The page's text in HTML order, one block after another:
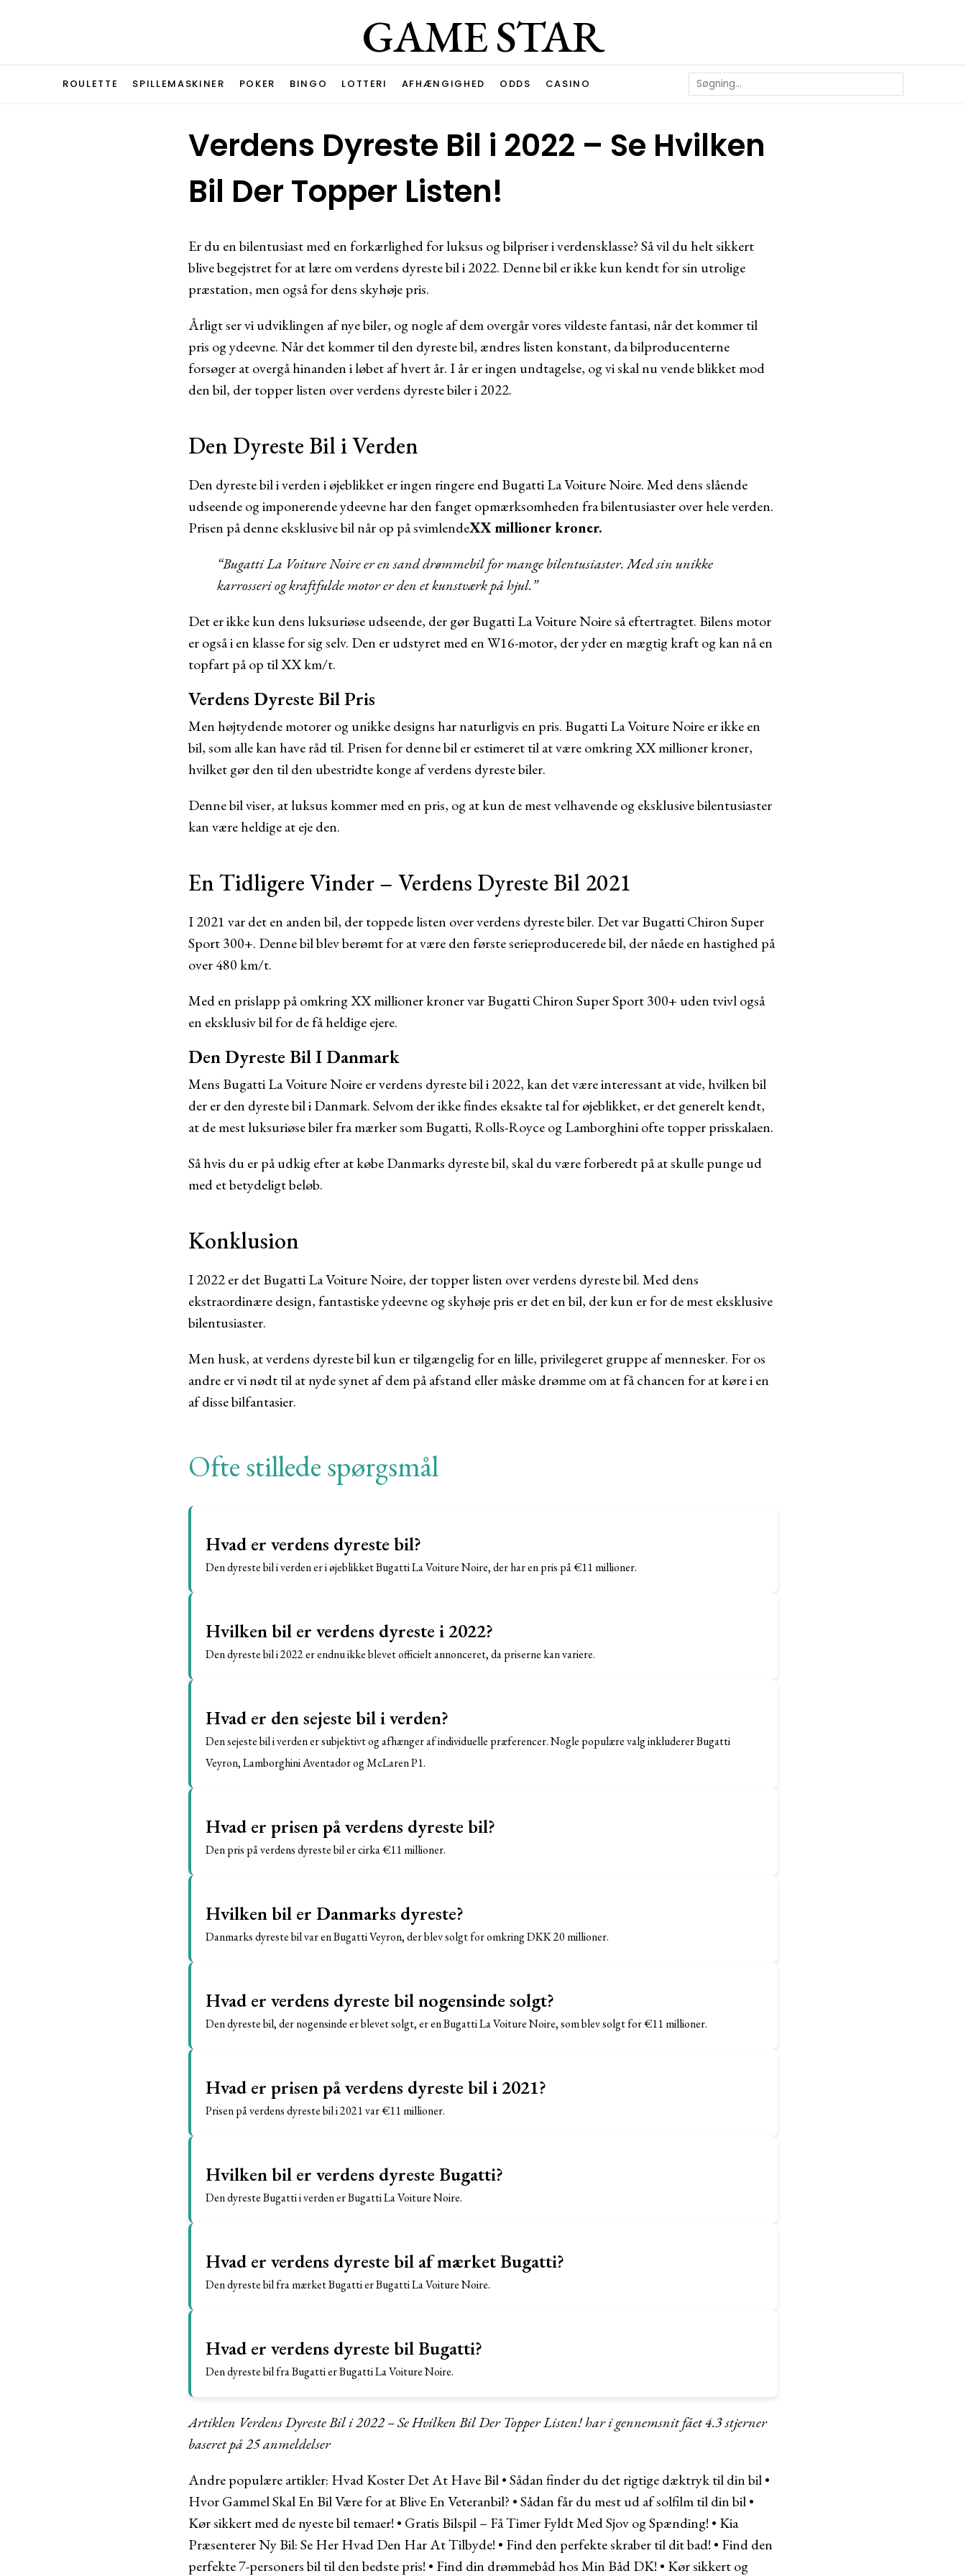
GAME STAR
ROULETTE SPILLEMASKINER POKER BINGO LOTTERI AFHÆNGIGHED ODDS CASINO
Verdens Dyreste Bil i 2022 – Se Hvilken
Bil Der Topper Listen!
Er du en bilentusiast med en forkærlighed for luksus og bilpriser i verdensklasse? Så vil du helt sikkert
blive begejstret for at lære om verdens dyreste bil i 2022. Denne bil er ikke kun kendt for sin utrolige
præstation, men også for dens skyhøje pris.
Årligt ser vi udviklingen af ​​nye biler, og nogle af dem overgår vores vildeste fantasi, når det kommer til
pris og ydeevne. Når det kommer til den dyreste bil, ændres listen konstant, da bilproducenterne
forsøger at overgå hinanden i løbet af hvert år. I år er ingen undtagelse, og vi skal nu vende blikket mod
den bil, der topper listen over verdens dyreste biler i 2022.
Den Dyreste Bil i Verden
Den dyreste bil i verden i øjeblikket er ingen ringere end Bugatti La Voiture Noire. Med dens slående
udseende og imponerende ydeevne har den fanget opmærksomheden fra bilentusiaster over hele verden.
Prisen på denne eksklusive bil når op på svimlendeXX millioner kroner.
“Bugatti La Voiture Noire er en sand drømmebil for mange bilentusiaster. Med sin unikke
karrosseri og kraftfulde motor er den et kunstværk på hjul.”
Det er ikke kun dens luksuriøse udseende, der gør Bugatti La Voiture Noire så eftertragtet. Bilens motor
er også i en klasse for sig selv. Den er udstyret med en W16-motor, der yder en mægtig kraft og kan nå en
topfart på op til XX km/t.
Verdens Dyreste Bil Pris
Men højtydende motorer og unikke designs har naturligvis en pris. Bugatti La Voiture Noire er ikke en
bil, som alle kan have råd til. Prisen for denne bil er estimeret til at være omkring XX millioner kroner,
hvilket gør den til den ubestridte konge af verdens dyreste biler.
Denne bil viser, at luksus kommer med en pris, og at kun de mest velhavende og eksklusive bilentusiaster
kan være heldige at eje den.
En Tidligere Vinder – Verdens Dyreste Bil 2021
I 2021 var det en anden bil, der toppede listen over verdens dyreste biler. Det var Bugatti Chiron Super
Sport 300+. Denne bil blev berømt for at være den første serieproducerede bil, der nåede en hastighed på
over 480 km/t.
Med en prislapp på omkring XX millioner kroner var Bugatti Chiron Super Sport 300+ uden tvivl også
en eksklusiv bil for de få heldige ejere.
Den Dyreste Bil I Danmark
Mens Bugatti La Voiture Noire er verdens dyreste bil i 2022, kan det være interessant at vide, hvilken bil
der er den dyreste bil i Danmark. Selvom der ikke findes eksakte tal for øjeblikket, er det generelt kendt,
at de mest luksuriøse biler fra mærker som Bugatti, Rolls-Royce og Lamborghini ofte topper prisskalaen.
Så hvis du er på udkig efter at købe Danmarks dyreste bil, skal du være forberedt på at skulle punge ud
med et betydeligt beløb.
Konklusion
I 2022 er det Bugatti La Voiture Noire, der topper listen over verdens dyreste bil. Med dens
ekstraordinære design, fantastiske ydeevne og skyhøje pris er det en bil, der kun er for de mest eksklusive
bilentusiaster.
Men husk, at verdens dyreste bil kun er tilgængelig for en lille, privilegeret gruppe af mennesker. For os
andre er vi nødt til at nyde synet af dem på afstand eller måske drømme om at få chancen for at køre i en
af disse bilfantasier.
Ofte stillede spørgsmål
Hvad er verdens dyreste bil?
Den dyreste bil i verden er i øjeblikket Bugatti La Voiture Noire, der har en pris på €11 millioner.
Hvilken bil er verdens dyreste i 2022?
Den dyreste bil i 2022 er endnu ikke blevet officielt annonceret, da priserne kan variere.
Hvad er den sejeste bil i verden?
Den sejeste bil i verden er subjektivt og afhænger af individuelle præferencer. Nogle populære valg inkluderer Bugatti
Veyron, Lamborghini Aventador og McLaren P1.
Hvad er prisen på verdens dyreste bil?
Den pris på verdens dyreste bil er cirka €11 millioner.
Hvilken bil er Danmarks dyreste?
Danmarks dyreste bil var en Bugatti Veyron, der blev solgt for omkring DKK 20 millioner.
Hvad er verdens dyreste bil nogensinde solgt?
Den dyreste bil, der nogensinde er blevet solgt, er en Bugatti La Voiture Noire, som blev solgt for €11 millioner.
Hvad er prisen på verdens dyreste bil i 2021?
Prisen på verdens dyreste bil i 2021 var €11 millioner.
Hvilken bil er verdens dyreste Bugatti?
Den dyreste Bugatti i verden er Bugatti La Voiture Noire.
Hvad er verdens dyreste bil af mærket Bugatti?
Den dyreste bil fra mærket Bugatti er Bugatti La Voiture Noire.
Hvad er verdens dyreste bil Bugatti?
Den dyreste bil fra Bugatti er Bugatti La Voiture Noire.
Artiklen Verdens Dyreste Bil i 2022 – Se Hvilken Bil Der Topper Listen! har i gennemsnit fået4.3stjerner
baseret på25anmeldelser
Andre populære artikler: Hvad Koster Det At Have Bil•Sådan finder du det rigtige dæktryk til din bil•
Hvor Gammel Skal En Bil Være for at Blive En Veteranbil? •Sådan får du mest ud af solfilm til din bil•
Kør sikkert med de nyeste bil temaer! • Gratis Bilspil – Få Timer Fyldt Med Sjov og Spænding! • Kia
Præsenterer Ny Bil: Se Her Hvad Den Har At Tilbyde! • Find den perfekte skraber til dit bad! • Find den
perfekte 7-personers bil til den bedste pris! • Find din drømmebåd hos Min Båd DK! • Kør sikkert og